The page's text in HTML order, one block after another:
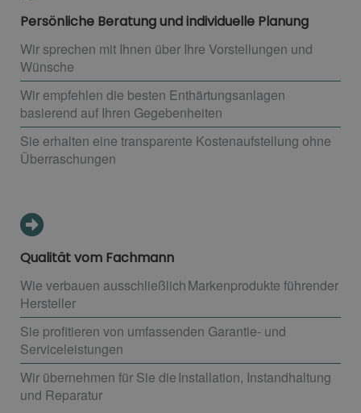
Persönliche Beratung und individuelle Planung
Wir sprechen mit Ihnen über Ihre Vorstellungen und
Wünsche
Wir empfehlen die besten Enthärtungsanlagen
basierend auf Ihren Gegebenheiten
Sie erhalten eine transparente Kostenaufstellung ohne
Überraschungen
Qualität vom Fachmann
Wie verbauen ausschließlich Markenprodukte führender
Hersteller
Sie profitieren von umfassenden Garantie- und
Serviceleistungen
Wir übernehmen für Sie die Installation, Instandhaltung
und Reparatur